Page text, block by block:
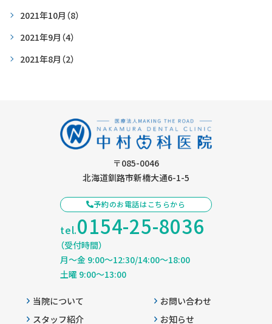
2021年10月 （8）
2021年9月 （4）
2021年8月 （2）
〒085-0046
北海道釧路市新橋大通6-1-5
予約のお電話はこちらから
tel.0154-25-8036
（受付時間）
月〜金 9:00〜12:30/14:00〜18:00
土曜 9:00〜13:00
当院について
スタッフ紹介
お問い合わせ
お知らせ